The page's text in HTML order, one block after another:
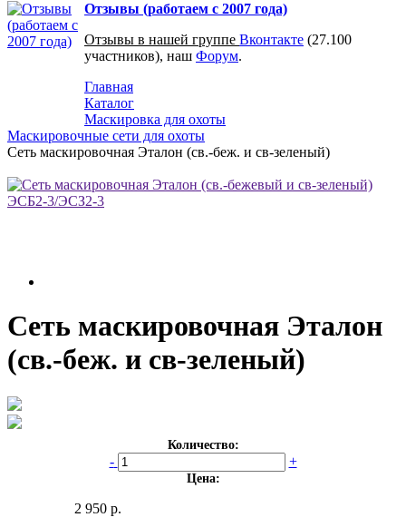
Отзывы (работаем с 2007 года)
Отзывы в нашей группе Вконтакте (27.100
участников), наш Форум.
Главная
Каталог
Маскировка для охоты
Маскировочные сети для охоты
Сеть маскировочная Эталон (св.-беж. и св-зеленый)
Сеть маскировочная Эталон
(св.-беж. и св-зеленый)
Количество:
- +
Цена:
2 950 р.